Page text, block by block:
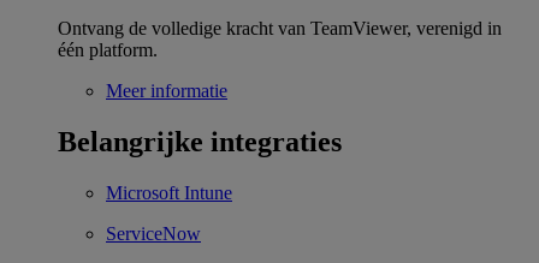
Ontvang de volledige kracht van TeamViewer, verenigd in
één platform.
Meer informatie
Belangrijke integraties
Microsoft Intune
ServiceNow